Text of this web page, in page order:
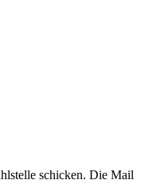
schicken. Die Mail